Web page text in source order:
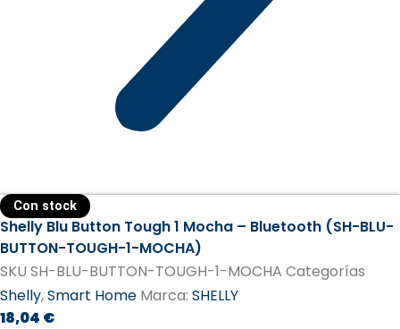
Con stock
Shelly Blu Button Tough 1 Mocha – Bluetooth (SH-BLU-
BUTTON-TOUGH-1-MOCHA)
SKU SH-BLU-BUTTON-TOUGH-1-MOCHA Categorías
Shelly,Smart Home Marca: SHELLY
18,04 €